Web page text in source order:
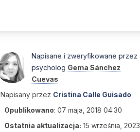
Napisane i zweryfikowane przez
psycholog Gema Sánchez
Cuevas
Napisany przez Cristina Calle Guisado
Opublikowano: 07 maja, 2018 04:30
Ostatnia aktualizacja: 15 września, 2023